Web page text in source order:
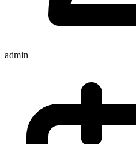
admin